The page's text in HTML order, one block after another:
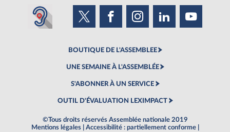
BOUTIQUE DE L'ASSEMBLEE
UNE SEMAINE À L'ASSEMBLÉE
S'ABONNER À UN SERVICE
OUTIL D'ÉVALUATION LEXIMPACT
©Tous droits réservés Assemblée nationale 2019
Mentions légales
Accessibilité : partiellement conforme